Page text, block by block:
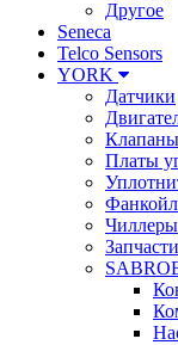
Другое
Seneca
Telco Sensors
YORK
Датчики
Клапаны
Платы
Чиллеры
Запчасти